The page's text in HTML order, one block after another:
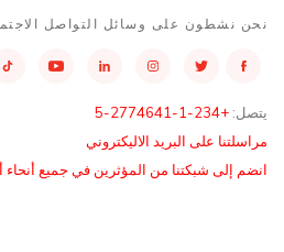
نحن نشطون على وسائل التواصل
يتصل: +234-1-2774641-5
مراسلتنا على البريد الاليكتروني
انضم إلى شبكتنا من المؤثرين في جميع أنحاء